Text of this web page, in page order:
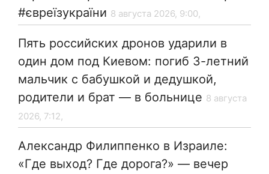
#євреїзукраїни 8 августа 2026, 9:00,
Пять российских дронов ударили в
один дом под Киевом: погиб 3-летний
мальчик с бабушкой и дедушкой,
родители и брат — в больнице 8 августа
2026, 7:12,
Александр Филиппенко в Израиле:
«Где выход? Где дорога?» — вечер